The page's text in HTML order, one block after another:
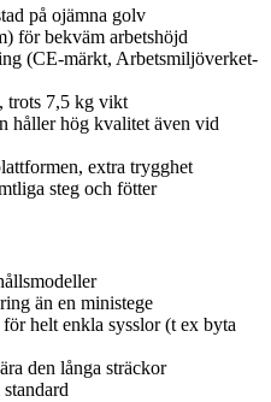
på ojämna golv
för bekväm arbetshöjd
(CE-märkt, Arbetsmiljöverket-
trots 7,5 kg vikt
håller hög kvalitet även vid
extra trygghet
steg och fötter
än en ministege
helt enkla sysslor (t ex byta
den långa sträckor